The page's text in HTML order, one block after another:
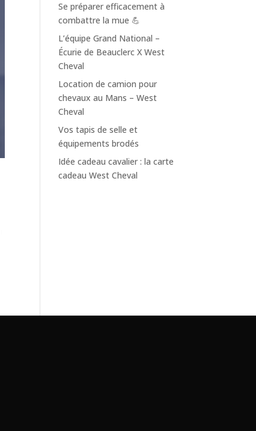
Se préparer efficacement à
combattre la mue 💪
L’équipe Grand National –
Écurie de Beauclerc X West
Cheval
Location de camion pour
chevaux au Mans – West
Cheval
Vos tapis de selle et
équipements brodés
Idée cadeau cavalier : la carte
cadeau West Cheval